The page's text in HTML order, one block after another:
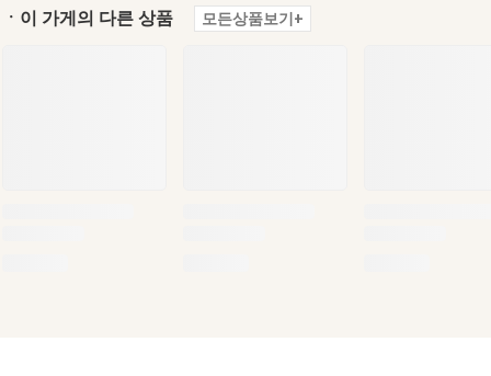
ㆍ이 가게의 다른 상품 모든상품보기+